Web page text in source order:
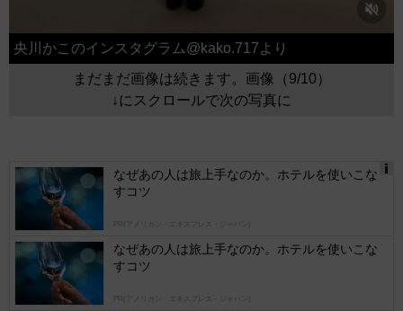
央川かこのインスタグラム@kako.717より
まだまだ画像は続きます。画像（9/10）
↓にスクロールで次の写真に
なぜあの人は旅上手なのか。ホテルを使いこな
すコツ
PR(アメリカン・エキスプレス・ジャパン)
なぜあの人は旅上手なのか。ホテルを使いこな
すコツ
PR(アメリカン・エキスプレス・ジャパン)